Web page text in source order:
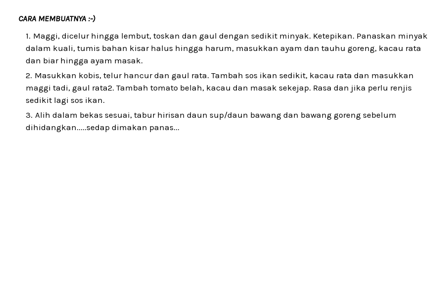
CARA MEMBUATNYA :-)
Maggi, dicelur hingga lembut, toskan dan gaul dengan sedikit minyak. Ketepikan. Panaskan minyak
dalam kuali, tumis bahan kisar halus hingga harum, masukkan ayam dan tauhu goreng, kacau rata
dan biar hingga ayam masak.
Masukkan kobis, telur hancur dan gaul rata. Tambah sos ikan sedikit, kacau rata dan masukkan
maggi tadi, gaul rata2. Tambah tomato belah, kacau dan masak sekejap. Rasa dan jika perlu renjis
sedikit lagi sos ikan.
Alih dalam bekas sesuai, tabur hirisan daun sup/daun bawang dan bawang goreng sebelum
dihidangkan.....sedap dimakan panas...